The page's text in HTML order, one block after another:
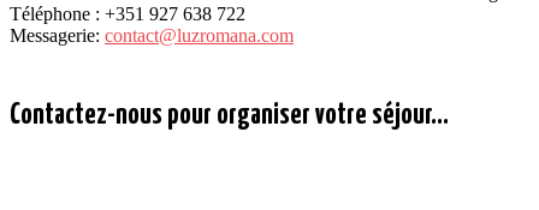
Téléphone : +351 927 638 722
Messagerie: contact@luzromana.com
Contactez-nous pour organiser votre séjour...